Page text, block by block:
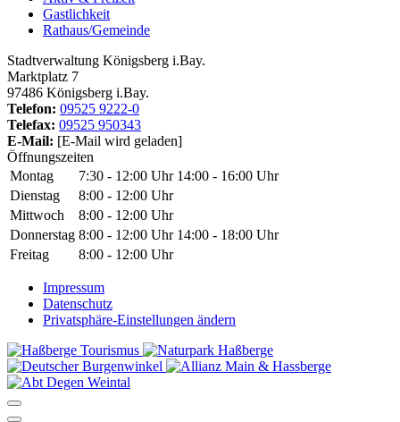
Gastlichkeit
Rathaus/Gemeinde
Stadtverwaltung Königsberg i.Bay.
Marktplatz 7
97486 Königsberg i.Bay.
Telefon: 09525 9222-0
Telefax: 09525 950343
E-Mail: [E-Mail wird geladen]
Öffnungszeiten
Montag
7:30 - 12:00 Uhr 14:00 - 16:00 Uhr
Dienstag
8:00 - 12:00 Uhr
Mittwoch
8:00 - 12:00 Uhr
Donnerstag 8:00 - 12:00 Uhr 14:00 - 18:00 Uhr
Freitag
8:00 - 12:00 Uhr
Impressum
Datenschutz
Privatsphäre-Einstellungen ändern